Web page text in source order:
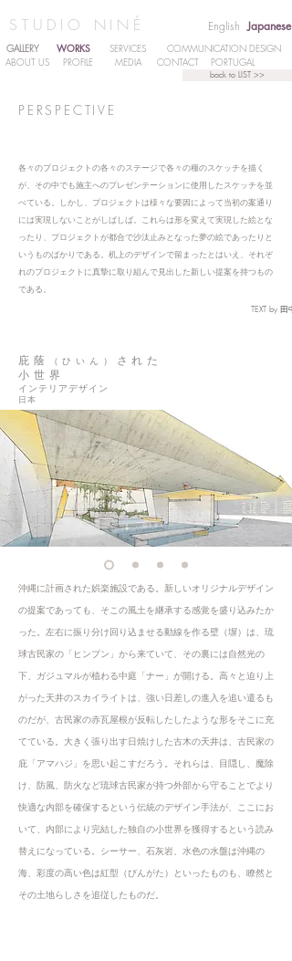
STUDIO NINÉ English Japanese
GALLERY WORKS
ABOUT US PROFILE
SERVICES
COMMUNICATION DESIGN
MEDIA
CONTACT PORTUGAL
back to LIST >>
PERSPECTIVE
各々のプロジェクトの各々のステージで各々の種のスケッチを描く
が、その中でも施主へのプレゼンテーションに使用したスケッチを並
べている。しかし、プロジェクトは様々な要因によって当初の案通り
には実現しないことがしばしば。これらは形を変えて実現した絵とな
ったり、プロジェクトが都合で沙汰止みとなった夢の絵であったりと
いうものばかりである。机上のデザインで留まったとはいえ、それぞ
れのプロジェクトに真摯に取り組んで見出した新しい提案を持つもの
である。
TEXT by 田
庇蔭 （ひいん） された
小世界
インテリアデザイン
日本
沖縄に計画された娯楽施設である。新しいオリジナルデザイン
の提案であっても、そこの風土を継承する感覚を盛り込みたか
った。左右に振り分け回り込ませる動線を作る壁（塀）は、琉
球古民家の「ヒンプン」から来ていて、その裏には自然光の
下、ガジュマルが植わる中庭「ナー」が開ける。高々と迫り上
がった天井のスカイライトは、強い日差しの進入を追い遣るも
のだが、古民家の赤瓦屋根が反転したしたような形をそこに充
てている。大きく張り出す日焼けした古木の天井は、古民家の
庇「アマハジ」を思い起こすだろう。それらは、目隠し、魔除
け、防風、防火など琉球古民家が持つ外部から守ることでより
快適な内部を確保するという伝統のデザイン手法が、ここにお
いて、内部により完結した独自の小世界を獲得するという読み
替えになっている。シーサー、石灰岩、水色の水盤は沖縄の
海、彩度の高い色は紅型（びんがた）といったものも、瞭然と
その土地らしさを追従したものだ。